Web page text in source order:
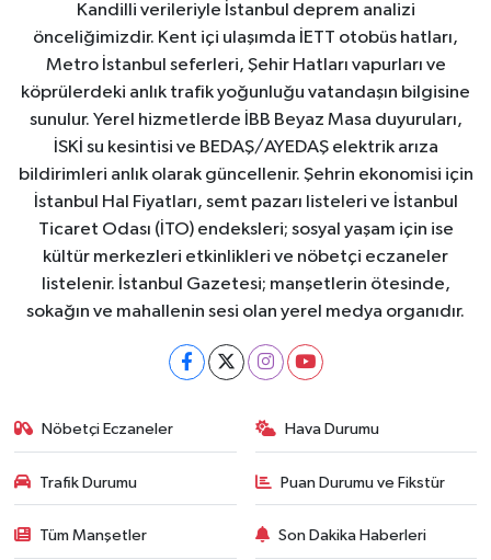
Kandilli verileriyle İstanbul deprem analizi
önceliğimizdir. Kent içi ulaşımda İETT otobüs hatları,
Metro İstanbul seferleri, Şehir Hatları vapurları ve
köprülerdeki anlık trafik yoğunluğu vatandaşın bilgisine
sunulur. Yerel hizmetlerde İBB Beyaz Masa duyuruları,
İSKİ su kesintisi ve BEDAŞ/AYEDAŞ elektrik arıza
bildirimleri anlık olarak güncellenir. Şehrin ekonomisi için
İstanbul Hal Fiyatları, semt pazarı listeleri ve İstanbul
Ticaret Odası (İTO) endeksleri; sosyal yaşam için ise
kültür merkezleri etkinlikleri ve nöbetçi eczaneler
listelenir. İstanbul Gazetesi; manşetlerin ötesinde,
sokağın ve mahallenin sesi olan yerel medya organıdır.
Nöbetçi Eczaneler Hava Durumu
Trafik Durumu Puan Durumu ve Fikstür
Tüm Manşetler Son Dakika Haberleri